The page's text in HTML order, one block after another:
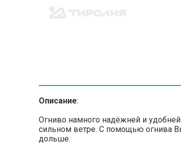
Описание:
Огниво намного надёжней и
сильном ветре. С помощью огнива
дольше.